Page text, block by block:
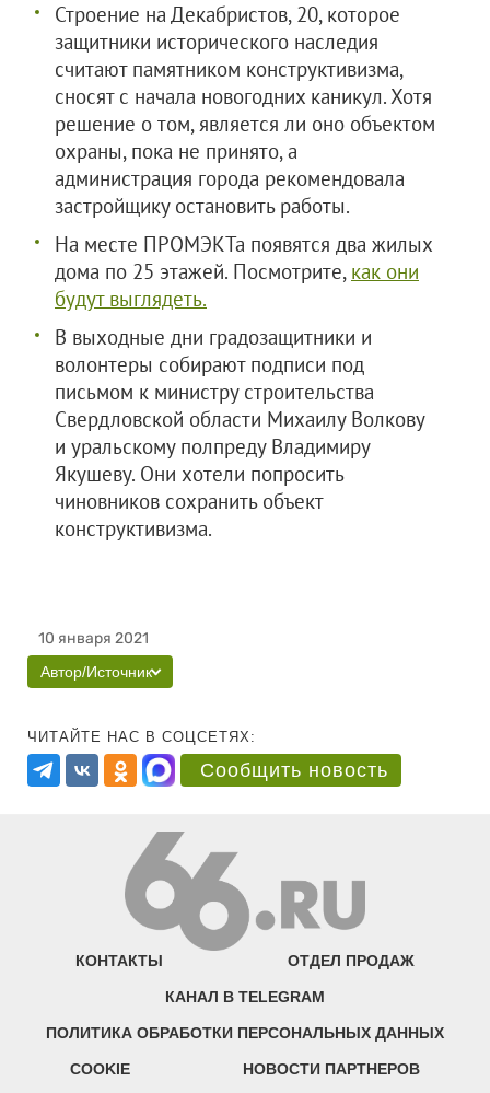
Строение на Декабристов, 20, которое
защитники исторического наследия
считают памятником конструктивизма,
сносят с начала новогодних каникул. Хотя
решение о том, является ли оно объектом
охраны, пока не принято, а
администрация города рекомендовала
застройщику остановить работы.
На месте ПРОМЭКТа появятся два жилых
дома по 25 этажей. Посмотрите, как они
будут выглядеть.
В выходные дни градозащитники и
волонтеры собирают подписи под
письмом к министру строительства
Свердловской области Михаилу Волкову
и уральскому полпреду Владимиру
Якушеву. Они хотели попросить
чиновников сохранить объект
конструктивизма.
10 января 2021
Автор/Источник
ЧИТАЙТЕ НАС В СОЦСЕТЯХ:
Сообщить новость
КОНТАКТЫ ОТДЕЛ ПРОДАЖ
КАНАЛ В TELEGRAM
ПОЛИТИКА ОБРАБОТКИ ПЕРСОНАЛЬНЫХ ДАННЫХ
COOKIE НОВОСТИ ПАРТНЕРОВ